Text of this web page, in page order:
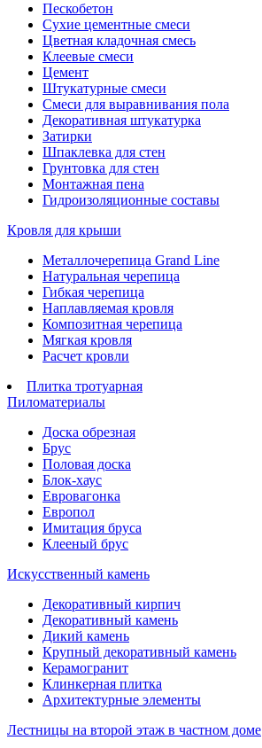
Пескобетон
Сухие цементные смеси
Цветная кладочная смесь
Клеевые смеси
Цемент
Штукатурные смеси
Смеси для выравнивания пола
Декоративная штукатурка
Затирки
Шпаклевка для стен
Грунтовка для стен
Монтажная пена
Гидроизоляционные составы
Кровля для крыши
Металлочерепица Grand Line
Натуральная черепица
Гибкая черепица
Наплавляемая кровля
Композитная черепица
Мягкая кровля
Расчет кровли
Плитка тротуарная
Пиломатериалы
Доска обрезная
Брус
Половая доска
Блок-хаус
Евровагонка
Европол
Имитация бруса
Клееный брус
Искусственный камень
Декоративный кирпич
Декоративный камень
Дикий камень
Крупный декоративный камень
Керамогранит
Клинкерная плитка
Архитектурные элементы
Лестницы на второй этаж в частном доме